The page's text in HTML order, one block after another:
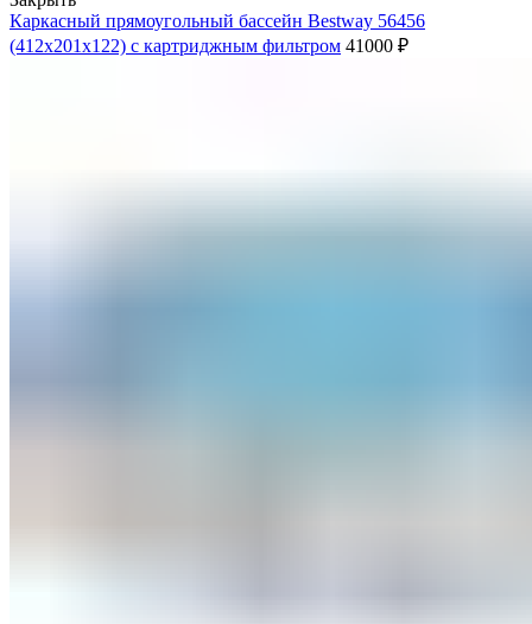
Каркасный прямоугольный бассейн Bestway 56456
(412х201х122) с картриджным фильтром 41000 ₽